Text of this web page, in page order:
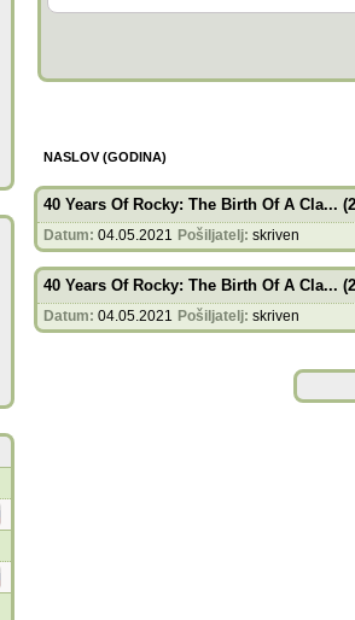
NASLOV (GODINA)
40 Years Of Rocky: The Birth Of A Cla...
Datum: 04.05.2021 Pošiljatelj: skriven
40 Years Of Rocky: The Birth Of A Cla...
Datum: 04.05.2021 Pošiljatelj: skriven